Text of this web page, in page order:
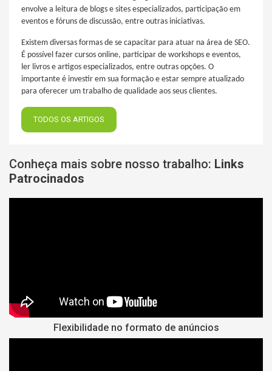
envolve a leitura de blogs e sites especializados, participação em
eventos e fóruns de discussão, entre outras iniciativas.
Existem diversas formas de se capacitar para atuar na área de SEO.
É possível fazer cursos online, participar de workshops e eventos,
ler livros e artigos especializados, entre outras opções. O
importante é investir em sua formação e estar sempre atualizado
para oferecer um trabalho de qualidade aos seus clientes.
TODOS OS ARTIGOS
Conheça mais sobre nosso trabalho: Links
Patrocinados
Flexibilidade no formato de anúncios